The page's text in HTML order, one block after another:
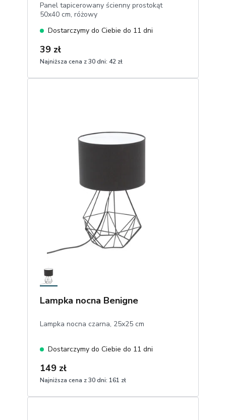
Panel tapicerowany ścienny prostokąt
50x40 cm, różowy
Dostarczymy do Ciebie do 11 dni
39 zł
Najniższa cena z 30 dni: 42 zł
1
Lampka nocna Benigne
Lampka nocna czarna, 25x25 cm
Dostarczymy do Ciebie do 11 dni
149 zł
Najniższa cena z 30 dni: 161 zł
1